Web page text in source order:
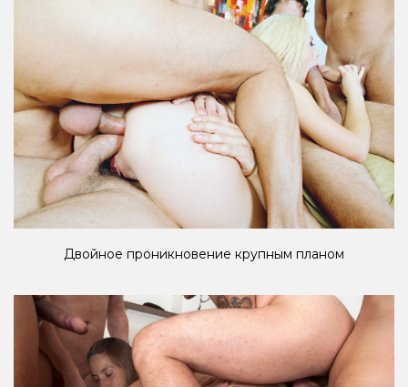
Двойное проникновение крупным планом